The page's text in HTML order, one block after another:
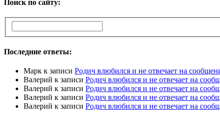
Поиск по сайту:
Последние ответы:
Марк к записи Родич влюбился и не отвечает на
Валерий к записи Родич влюбился и не отвечает на
Валерий к записи Родич влюбился и не отвечает на
Валерий к записи Родич влюбился и не отвечает на
Валерий к записи Родич влюбился и не отвечает на